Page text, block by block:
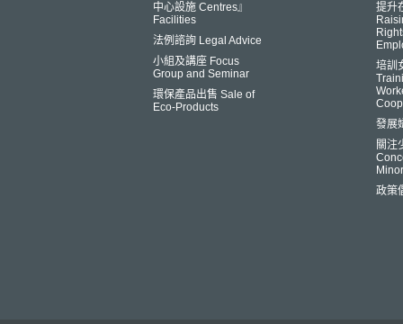
中心設施 Centres』
Facilities
法例諮詢 Legal Advice
小組及講座 Focus
Group and Seminar
環保產品出售 Sale of
Eco-Products
提升
培訓
發展
關注
政策